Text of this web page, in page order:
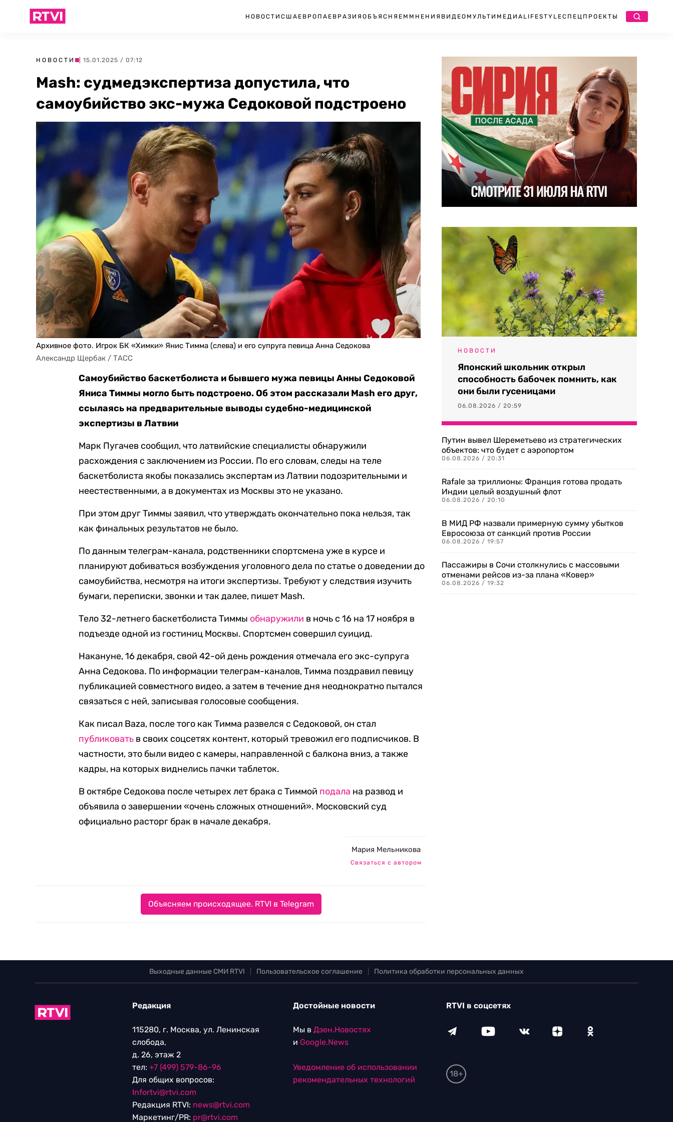
НОВОСТИ США ЕВРОПА ЕВРАЗИЯ ОБЪЯСНЯЕМ МНЕНИЯ ВИДЕО МУЛЬТИМЕДИА LIFESTYLEСПЕЦПРОЕКТЫ
НОВОСТИ | 15.01.2025 / 07:12
Mash: судмедэкспертиза допустила, что
самоубийство экс-мужа Седоковой подстроено
Архивное фото. Игрок БК «Химки» Янис Тимма (слева) и его супруга певица Анна Седокова
Александр Щербак / ТАСС
Самоубийство баскетболиста и бывшего мужа певицы Анны Седоковой
Яниса Тиммы могло быть подстроено. Об этом рассказали Mash его друг,
ссылаясь на предварительные выводы судебно-медицинской
экспертизы в Латвии
Марк Пугачев сообщил, что латвийские специалисты обнаружили
расхождения с заключением из России. По его словам, следы на теле
баскетболиста якобы показались экспертам из Латвии подозрительными и
неестественными, а в документах из Москвы это не указано.
При этом друг Тиммы заявил, что утверждать окончательно пока нельзя, так
как финальных результатов не было.
По данным телеграм-канала, родственники спортсмена уже в курсе и
планируют добиваться возбуждения уголовного дела по статье о доведении до
самоубийства, несмотря на итоги экспертизы. Требуют у следствия изучить
бумаги, переписки, звонки и так далее, пишет Mash.
Тело 32-летнего баскетболиста Тиммы обнаружили в ночь с 16 на 17 ноября в
подъезде одной из гостиниц Москвы. Спортсмен совершил суицид.
Накануне, 16 декабря, свой 42-ой день рождения отмечала его экс-супруга
Анна Седокова. По информации телеграм-каналов, Тимма поздравил певицу
публикацией совместного видео, а затем в течение дня неоднократно пытался
связаться с ней, записывая голосовые сообщения.
Как писал Baza, после того как Тимма развелся с Седоковой, он стал
публиковать в своих соцсетях контент, который тревожил его подписчиков. В
частности, это были видео с камеры, направленной с балкона вниз, а также
кадры, на которых виднелись пачки таблеток.
В октябре Седокова после четырех лет брака с Тиммой подала на развод и
объявила о завершении «очень сложных отношений». Московский суд
официально расторг брак в начале декабря.
Мария Мельникова
Связаться с автором
Объясняем происходящее. RTVI в Telegram
НОВОСТИ
Японский школьник открыл
способность бабочек помнить, как
они были гусеницами
06.08.2026 / 20:59
Путин вывел Шереметьево из стратегических
объектов: что будет с аэропортом
06.08.2026 / 20:31
Rafale за триллионы: Франция готова продать
Индии целый воздушный флот
06.08.2026 / 20:10
В МИД РФ назвали примерную сумму убытков
Евросоюза от санкций против России
06.08.2026 / 19:57
Пассажиры в Сочи столкнулись с массовыми
отменами рейсов из-за плана «Ковер»
06.08.2026 / 19:32
Выходные данные СМИ RTVI Пользовательское соглашение Политика обработки персональных данных
Редакция
115280, г. Москва, ул. Ленинская
слобода,
д. 26, этаж 2
тел: +7 (499) 579-86-96
Для общих вопросов:
Infortvi@rtvi.com
Редакция RTVI: news@rtvi.com
Маркетинг/PR: pr@rtvi.com
Достойные новости
Мы в Дзен.Новостях
и Google.News
Уведомление об использовании
рекомендательных технологий
RTVI в соцсетях
18+